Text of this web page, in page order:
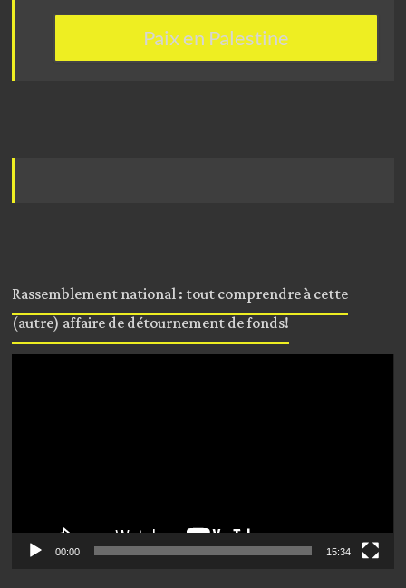
Paix en Palestine
Rassemblement national : tout comprendre à cette
(autre) affaire de détournement de fonds!
00:00 15:34